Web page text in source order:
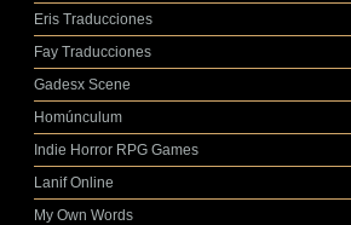
Eris Traducciones
Fay Traducciones
Gadesx Scene
Homúnculum
Indie Horror RPG Games
Lanif Online
My Own Words